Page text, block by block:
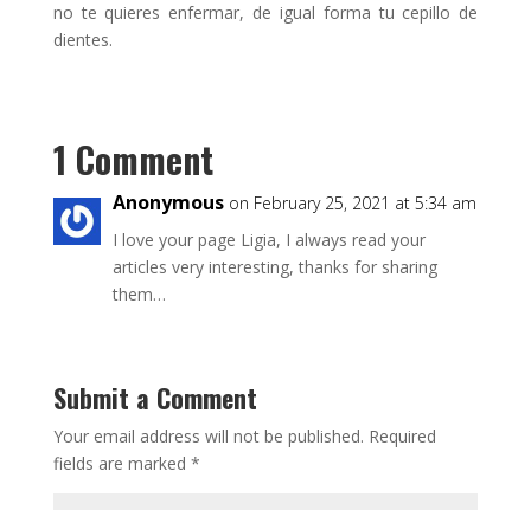
no te quieres enfermar, de igual forma tu cepillo de
dientes.
1 Comment
Anonymous on February 25, 2021 at 5:34 am
I love your page Ligia, I always read your
articles very interesting, thanks for sharing
them…
Submit a Comment
Your email address will not be published. Required
fields are marked *